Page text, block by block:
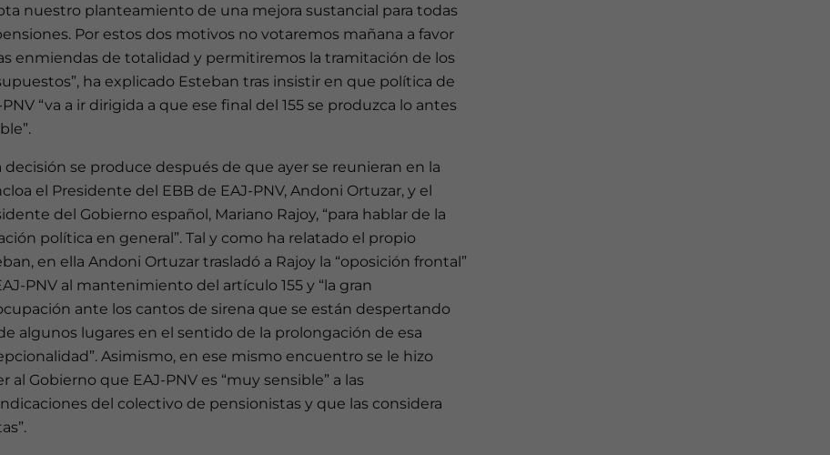
nuestro planteamiento de una mejora sustancial para todas
Por estos dos motivos no votaremos mañana a favor
enmiendas de totalidad y permitiremos la tramitación de los
ha explicado Esteban tras insistir en que política de
PNV “va a ir dirigida a que ese final del 155 se produzca lo antes
decisión se produce después de que ayer se reunieran en la
el Presidente del EBB de EAJ-PNV, Andoni Ortuzar, y el
del Gobierno español, Mariano Rajoy, “para hablar de la
política en general”. Tal y como ha relatado el propio
en ella Andoni Ortuzar trasladó a Rajoy la “oposición frontal”
PNV al mantenimiento del artículo 155 y “la gran
ante los cantos de sirena que se están despertando
algunos lugares en el sentido de la prolongación de esa
Asimismo, en ese mismo encuentro se le hizo
al Gobierno que EAJ-PNV es “muy sensible” a las
del colectivo de pensionistas y que las considera